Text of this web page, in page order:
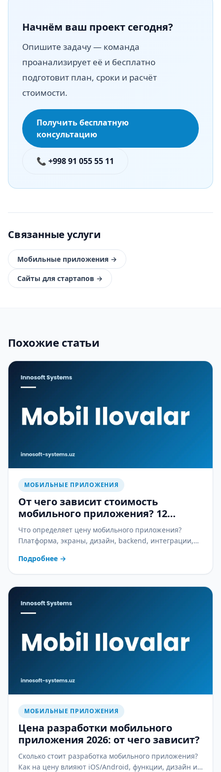
Начнём ваш проект сегодня?
Опишите задачу — команда
проанализирует её и бесплатно
подготовит план, сроки и расчёт
стоимости.
Получить бесплатную
консультацию
📞 +998 91 055 55 11
Связанные услуги
Мобильные приложения →
Сайты для стартапов →
Похожие статьи
МОБИЛЬНЫЕ ПРИЛОЖЕНИЯ
От чего зависит стоимость
мобильного приложения? 12
главных факторов
Что определяет цену мобильного приложения?
Платформа, экраны, дизайн, backend, интеграции,
Подробнее →
МОБИЛЬНЫЕ ПРИЛОЖЕНИЯ
Цена разработки мобильного
приложения 2026: от чего зависит?
Сколько стоит разработка мобильного приложения?
Как на цену влияют iOS/Android, функции, дизайн и